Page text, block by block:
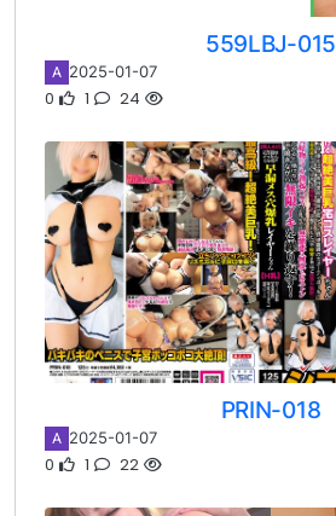
559LBJ-015
A 2025-01-07
0 1 24
PRIN-018
A 2025-01-07
0 1 22